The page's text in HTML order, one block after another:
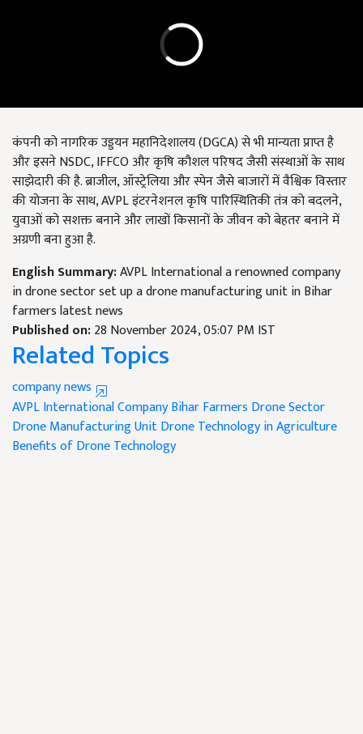
कंपनी को नागरिक उड्डयन महानिदेशालय (DGCA) से भी मान्यता प्राप्त है
और इसने NSDC, IFFCO और कृषि कौशल परिषद जैसी संस्थाओं के साथ
साझेदारी की है. ब्राजील, ऑस्ट्रेलिया और स्पेन जैसे बाजारों में वैश्विक विस्तार
की योजना के साथ, AVPL इंटरनेशनल कृषि पारिस्थितिकी तंत्र को बदलने,
युवाओं को सशक्त बनाने और लाखों किसानों के जीवन को बेहतर बनाने में
अग्रणी बना हुआ है.
English Summary:AVPL International a renowned company
in drone sector set up a drone manufacturing unit in Bihar
farmers latest news
Published on:28 November 2024, 05:07 PM IST
Related Topics
company news
AVPL International CompanyBihar Farmers Drone Sector
Drone Manufacturing UnitDrone Technology in Agriculture
Benefits of Drone Technology